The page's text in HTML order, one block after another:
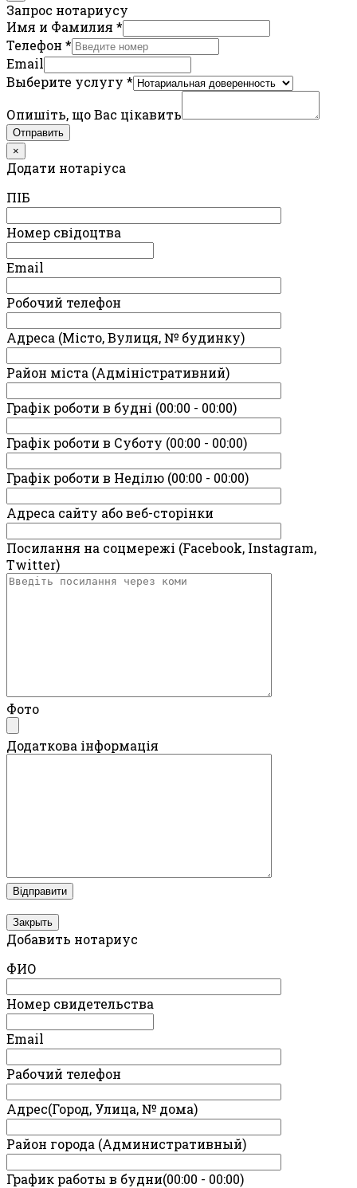
Запрос нотариусу
Имя и Фамилия *
Телефон *
Email
Выберите услугу *
Опишіть, що Вас цікавить
Отправить
×
Додати нотаріуса
ПIБ
Номер свідоцтва
Email
Робочий телефон
Адреса (Місто, Вулиця, № будинку)
Район міста (Адміністративний)
Графік роботи в будні (00:00 - 00:00)
Графік роботи в Суботу (00:00 - 00:00)
Графік роботи в Неділю (00:00 - 00:00)
Адреса сайту або веб-сторінки
Посилання на соцмережі (Facebook, Instagram,
Twitter)
Фото
Додаткова інформація
Закрыть
Добавить нотариус
ФИО
Номер свидетельства
Email
Рабочий телефон
Адрес(Город, Улица, № дома)
Район города (Административный)
График работы в будни(00:00 - 00:00)